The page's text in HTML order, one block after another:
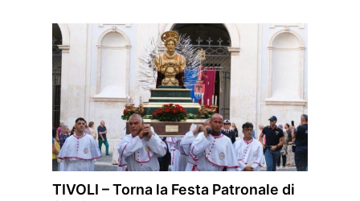
TIVOLI – Torna la Festa Patronale di